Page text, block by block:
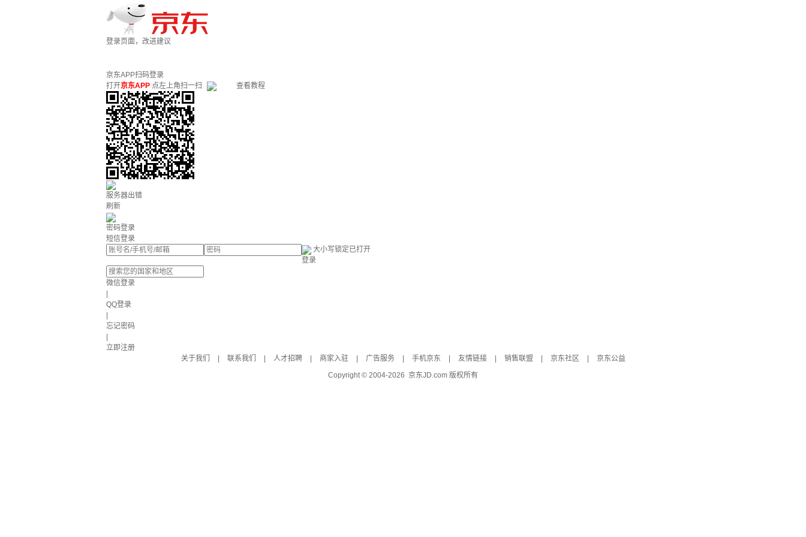
登录页面，改进建议
京东APP扫码登录
打开京东APP 点左上角扫一扫 查看教程
服务器出错
刷新
密码登录
短信登录
大小写锁定已打开
登录
微信登录
QQ登录
忘记密码
立即注册
关于我们
联系我们 人才招聘 商家入驻 广告服务 手机京东 友情链接 销售联盟 京东社区
京东公益
Copyright © 2004-2026 京东JD.com 版权所有